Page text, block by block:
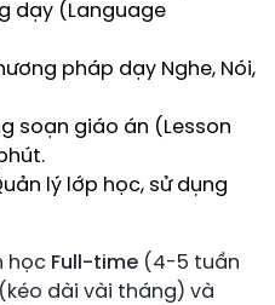
dạy (Language
pháp dạy Nghe, Nói,
soạn giáo án (Lesson
lý lớp học, sử dụng
học Full-time (4-5 tuần
(kéo dài vài tháng) và